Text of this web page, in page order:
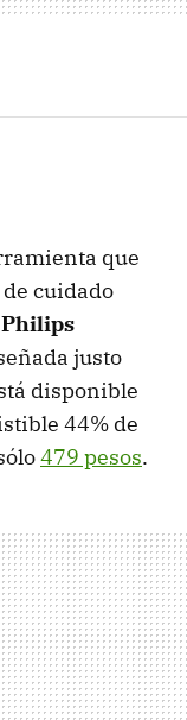
que
cuidado
justo
disponible
44% de
479 pesos.